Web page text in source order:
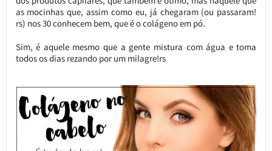
as mocinhas que, assim como eu, já chegaram (ou passaram!
rs) nos 30 conhecem bem, que é o colágeno em pó.
Sim, é aquele mesmo que a gente mistura com água e toma
todos os dias rezando por um milagre!rs